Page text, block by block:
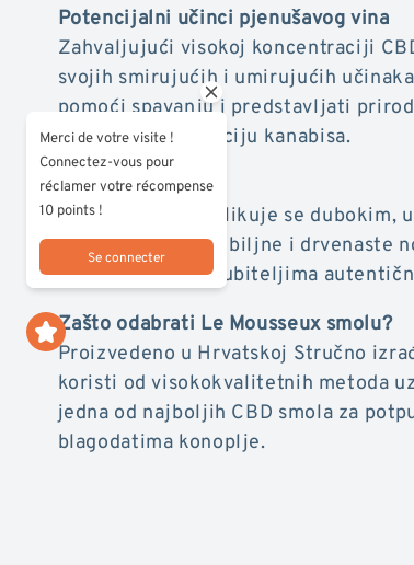
Potencijalni učinci pjenušavog vina
Zahvaljujući visokoj koncentraciji
svojih smirujućih i umirujućih
pomoći spavanju i predstavljati
smanjiti konzumaciju kanabisa.
Jedinstven okus
CBD Mousseux odlikuje se dubokim,
okusima. Njegove biljne i drvenaste
traženom među ljubiteljima
Zašto odabrati Le Mousseux smolu?
Proizvedeno u Hrvatskoj Stručno
koristi od visokokvalitetnih metoda
jedna od najboljih CBD smola za
blagodatima konoplje.
Merci de votre visite !
Connectez-vous pour
réclamer votre récompense
10 points !
Se connecter